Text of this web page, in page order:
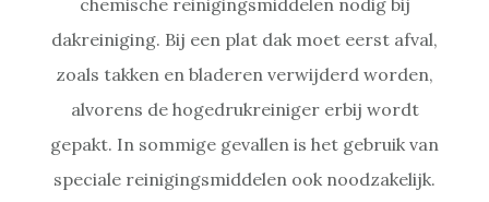
dakreiniging. Bij een plat dak moet eerst afval,
zoals takken en bladeren verwijderd worden,
alvorens de hogedrukreiniger erbij wordt
gepakt. In sommige gevallen is het gebruik van
speciale reinigingsmiddelen ook noodzakelijk.